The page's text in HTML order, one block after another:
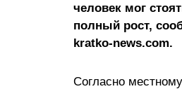
человек мог
полный рост,
kratko-news.com.
Согласно местному